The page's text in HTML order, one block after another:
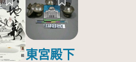
東宮殿下